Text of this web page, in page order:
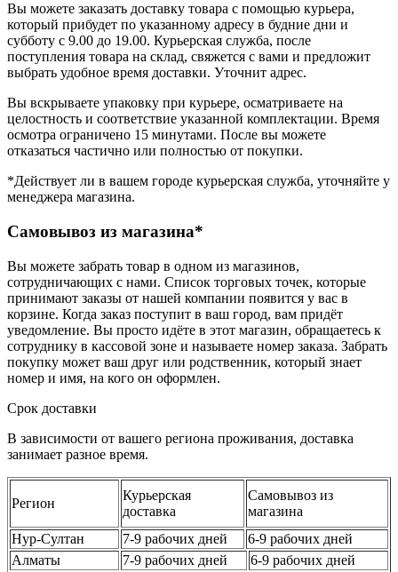
Вы можете заказать доставку товара с помощью курьера,
который прибудет по указанному адресу в будние дни и
субботу с 9.00 до 19.00. Курьерская служба, после
поступления товара на склад, свяжется с вами и предложит
выбрать удобное время доставки. Уточнит адрес.
Вы вскрываете упаковку при курьере, осматриваете на
целостность и соответствие указанной комплектации. Время
осмотра ограничено 15 минутами. После вы можете
отказаться частично или полностью от покупки.
*Действует ли в вашем городе курьерская служба, уточняйте у
менеджера магазина.
Самовывоз из магазина*
Вы можете забрать товар в одном из магазинов,
сотрудничающих с нами. Список торговых точек, которые
принимают заказы от нашей компании появится у вас в
корзине. Когда заказ поступит в ваш город, вам придёт
уведомление. Вы просто идёте в этот магазин, обращаетесь к
сотруднику в кассовой зоне и называете номер заказа. Забрать
покупку может ваш друг или родственник, который знает
номер и имя, на кого он оформлен.
Срок доставки
В зависимости от вашего региона проживания, доставка
занимает разное время.
Регион
Курьерская
доставка
Самовывоз из
магазина
Нур-Султан
7-9 рабочих дней
6-9 рабочих дней
Алматы
7-9 рабочих дней
6-9 рабочих дней